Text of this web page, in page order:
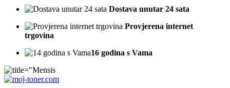
Dostava unutar 24 sata
Provjerena internet
trgovina
16 godina s Vama